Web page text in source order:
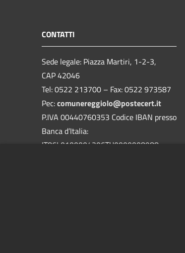
CONTATTI
Sede legale: Piazza Martiri, 1-2-3,
CAP 42046
Tel: 0522 213700 – Fax: 0522 973587
Pec:comunereggiolo@postecert.it
P.IVA 00440760353 Codice IBAN presso
Banca d’Italia:
IT86L0100004306TU0000008988